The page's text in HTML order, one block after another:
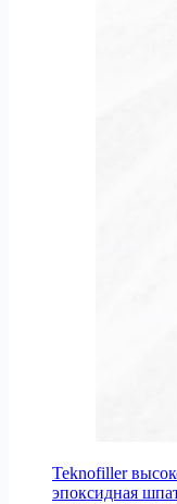
Teknofiller
эпоксидная